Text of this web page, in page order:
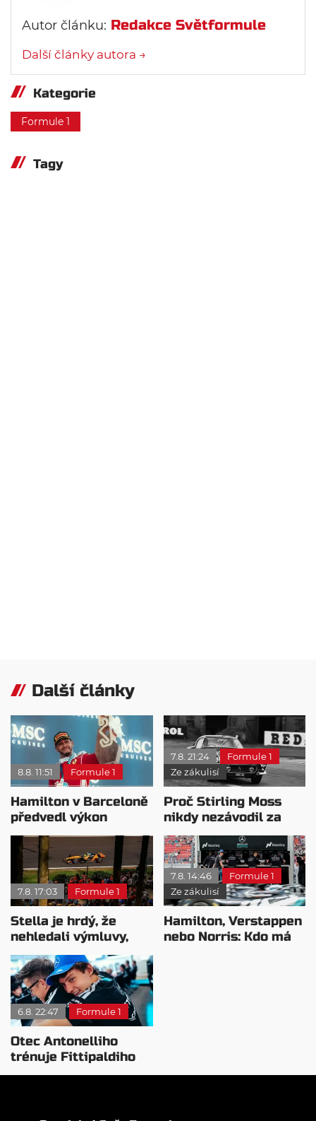
Autor článku: Redakce Světformule
Další články autora →
Kategorie
Formule 1
Tagy
Další články
8.8. 11:51 Formule 1
Hamilton v Barceloně
předvedl výkon
pravého šampiona
7.8. 21:24
Formule 1
Ze zákulisí
Proč Stirling Moss
nikdy nezávodil za
Ferrariho
7.8. 17:03 Formule 1
Stella je hrdý, že
nehledali výmluvy,
proč nedokážou
bojovat o titul
7.8. 14:46
Formule 1
Ze zákulisí
Hamilton, Verstappen
nebo Norris: Kdo má
6.8. 22:47 Formule 1
Otec Antonelliho
trénuje Fittipaldiho
syna: Brazilec